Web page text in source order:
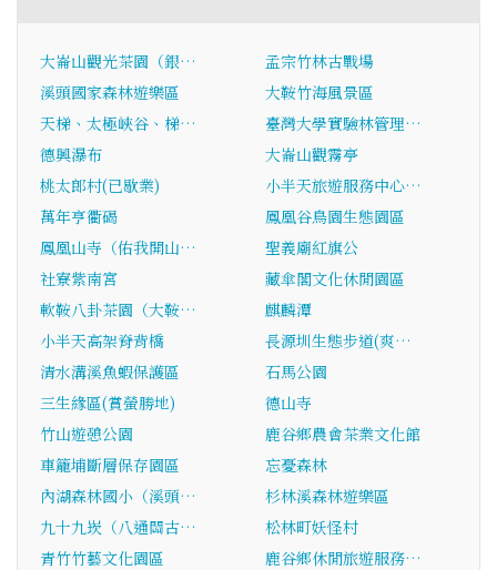
大崙山觀光茶園（銀…
孟宗竹林古戰場
溪頭國家森林遊樂區
大鞍竹海風景區
天梯、太極峽谷、梯…
臺灣大學實驗林管理…
德興瀑布
大崙山觀霧亭
桃太郎村(已歇業)
小半天旅遊服務中心…
萬年亨衢碣
鳳凰谷鳥園生態園區
鳳凰山寺（佑我開山…
聖義廟紅旗公
社寮紫南宮
藏傘閣文化休閒園區
軟鞍八卦茶園（大鞍…
麒麟潭
小半天高架脊背橋
長源圳生態步道(爽…
清水溝溪魚蝦保護區
石馬公園
三生緣區(賞螢勝地)
德山寺
竹山遊憩公園
鹿谷鄉農會茶業文化館
車籠埔斷層保存園區
忘憂森林
內湖森林國小（溪頭…
杉林溪森林遊樂區
九十九崁（八通關古…
松林町妖怪村
青竹竹藝文化園區
鹿谷鄉休閒旅遊服務…